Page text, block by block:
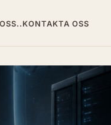
KONTAKTA OSS